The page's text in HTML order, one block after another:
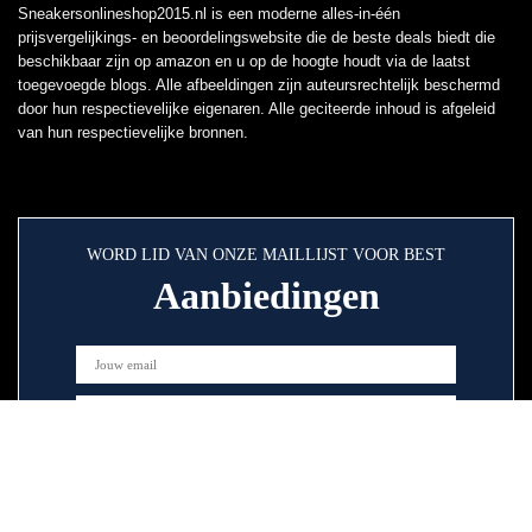
Sneakersonlineshop2015.nl is een moderne alles-in-één
prijsvergelijkings- en beoordelingswebsite die de beste deals biedt die
beschikbaar zijn op amazon en u op de hoogte houdt via de laatst
toegevoegde blogs. Alle afbeeldingen zijn auteursrechtelijk beschermd
door hun respectievelijke eigenaren. Alle geciteerde inhoud is afgeleid
van hun respectievelijke bronnen.
WORD LID VAN ONZE MAILLIJST VOOR BEST
Aanbiedingen